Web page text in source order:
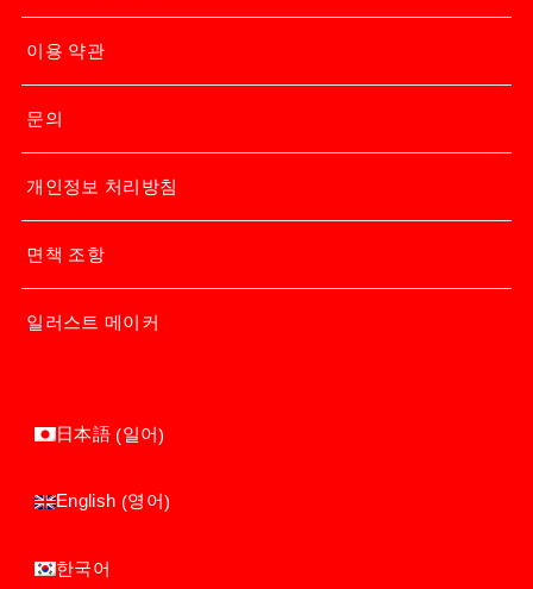
이용 약관
문의
개인정보 처리방침
면책 조항
일러스트 메이커
日本語 (일어)
English (영어)
한국어